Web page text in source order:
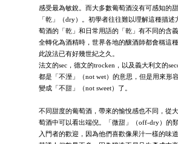
感受最為敏銳。而大多數葡萄酒沒有可感知的
「乾」（dry）。初學者往往難以理解這種描
萄酒的「乾」和日常用語的「乾」有不同的含
全轉化為酒精時，世界各地的釀酒師都會稱這
此說法已有好幾世紀之久。
法文的sec，德文的trocken，以及義大利文的
都是「不溼」（not wet）的意思，但是用來形
變成「不甜」（not sweet）了。
不同甜度的葡萄酒，帶來的愉悅感也不同，從
萄酒中可以看出端倪。「微甜」（off-dry）的
入門者的歡迎，因為他們喜歡像果汁一樣的味